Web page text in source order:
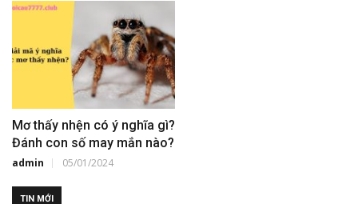
Mơ thấy nhện có ý nghĩa gì?
Đánh con số may mắn nào?
admin 05/01/2024
TIN MỚI